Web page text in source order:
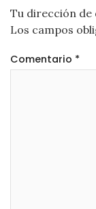
Tu dirección
Los campos
Comentario *